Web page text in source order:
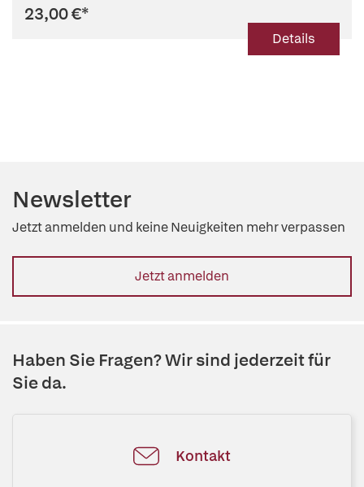
23,00 €*
Details
Newsletter
Jetzt anmelden und keine Neuigkeiten mehr verpassen
Jetzt anmelden
Haben Sie Fragen? Wir sind jederzeit für
Sie da.
Kontakt